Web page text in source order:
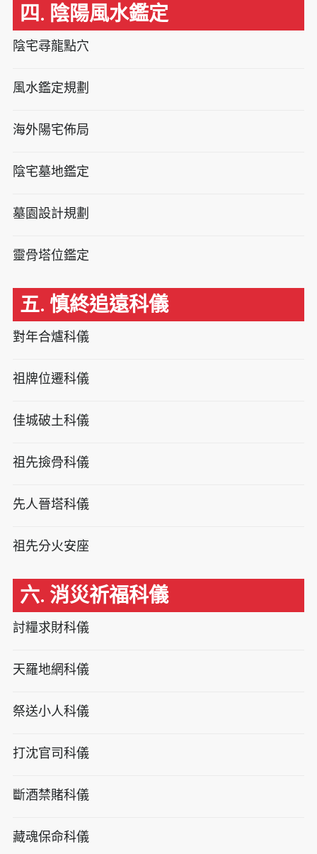
四. 陰陽風水鑑定
陰宅尋龍點穴
風水鑑定規劃
海外陽宅佈局
陰宅墓地鑑定
墓園設計規劃
靈骨塔位鑑定
五. 慎終追遠科儀
對年合爐科儀
祖牌位遷科儀
佳城破土科儀
祖先撿骨科儀
先人晉塔科儀
祖先分火安座
六. 消災祈福科儀
討糧求財科儀
天羅地網科儀
祭送小人科儀
打沈官司科儀
斷酒禁賭科儀
藏魂保命科儀